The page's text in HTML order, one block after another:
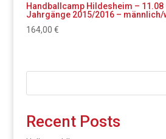
Handballcamp Hildesheim – 11.08
Jahrgänge 2015/2016 – männlich/
164,00 €
Recent Posts